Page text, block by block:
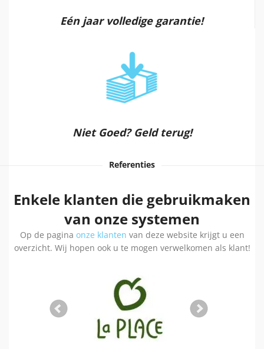
Eén jaar volledige garantie!
Niet Goed? Geld terug!
Referenties
Enkele klanten die gebruikmaken
van onze systemen
Op de pagina onze klanten van deze website krijgt u een
overzicht. Wij hopen ook u te mogen verwelkomen als klant!